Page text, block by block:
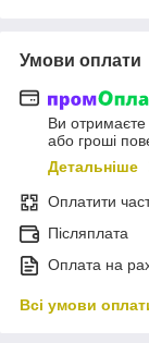
Умови оплати
Ви
або гроші
Детальніше
Оплатити
Післяплата
Оплата на
Всі умови